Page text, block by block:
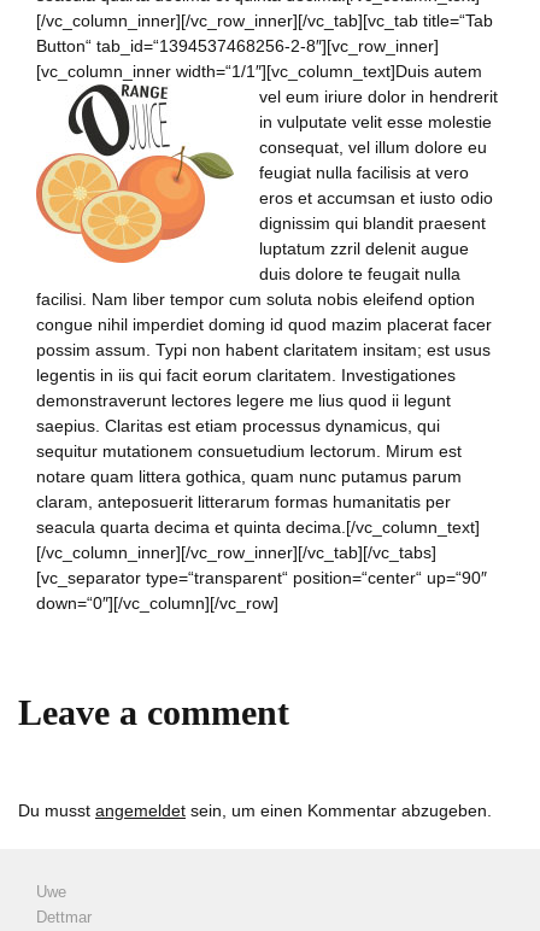
[/vc_column_inner][/vc_row_inner][/vc_tab][vc_tab title=“Tab
Button“ tab_id=“1394537468256-2-8″][vc_row_inner]
[vc_column_inner width=“1/1″][vc_column_text]Duis autem
vel eum iriure dolor in hendrerit
in vulputate velit esse molestie
consequat, vel illum dolore eu
feugiat nulla facilisis at vero
eros et accumsan et iusto odio
dignissim qui blandit praesent
luptatum zzril delenit augue
duis dolore te feugait nulla
facilisi. Nam liber tempor cum soluta nobis eleifend option
congue nihil imperdiet doming id quod mazim placerat facer
possim assum. Typi non habent claritatem insitam; est usus
legentis in iis qui facit eorum claritatem. Investigationes
demonstraverunt lectores legere me lius quod ii legunt
saepius. Claritas est etiam processus dynamicus, qui
sequitur mutationem consuetudium lectorum. Mirum est
notare quam littera gothica, quam nunc putamus parum
claram, anteposuerit litterarum formas humanitatis per
seacula quarta decima et quinta decima.[/vc_column_text]
[/vc_column_inner][/vc_row_inner][/vc_tab][/vc_tabs]
[vc_separator type=“transparent“ position=“center“ up=“90″
down=“0″][/vc_column][/vc_row]
Leave a comment
Du musst angemeldet sein, um einen Kommentar abzugeben.
Uwe
Dettmar